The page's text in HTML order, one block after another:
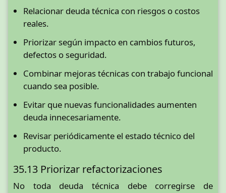
Relacionar deuda técnica con riesgos o costos
reales.
Priorizar según impacto en cambios futuros,
defectos o seguridad.
Combinar mejoras técnicas con trabajo funcional
cuando sea posible.
Evitar que nuevas funcionalidades aumenten
deuda innecesariamente.
Revisar periódicamente el estado técnico del
producto.
35.13 Priorizar refactorizaciones
No toda deuda técnica debe corregirse de